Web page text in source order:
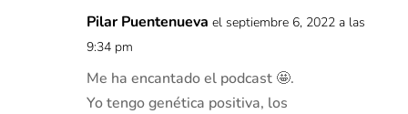
Pilar Puentenueva el septiembre 6, 2022 a las
9:34 pm
Me ha encantado el podcast 🤩.
Yo tengo genética positiva, los